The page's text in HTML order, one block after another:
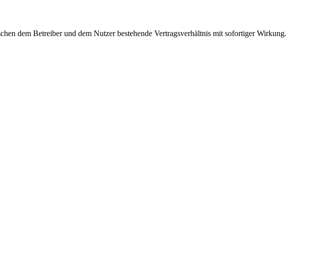
dem Betreiber und dem Nutzer bestehende Vertragsverhältnis mit sofortiger Wirkung.